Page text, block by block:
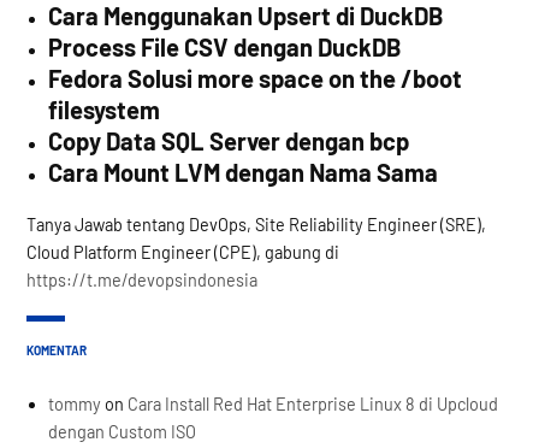
Cara Menggunakan Upsert di DuckDB
Process File CSV dengan DuckDB
Fedora Solusi more space on the /boot
filesystem
Copy Data SQL Server dengan bcp
Cara Mount LVM dengan Nama Sama
Tanya Jawab tentang DevOps, Site Reliability Engineer (SRE),
Cloud Platform Engineer (CPE), gabung di
https://t.me/devopsindonesia
KOMENTAR
tommy on Cara Install Red Hat Enterprise Linux 8 di Upcloud
dengan Custom ISO